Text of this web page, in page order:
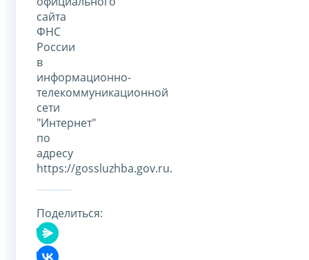
сайта
ФНС
России
в
информационно-
телекоммуникационной
сети
"Интернет"
по
адресу
httрs://gossluzhba.gov.ru.
Поделиться: